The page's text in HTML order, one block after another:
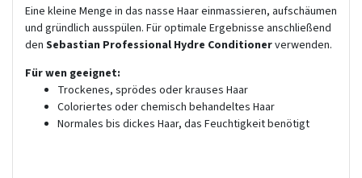
Eine kleine Menge in das nasse Haar einmassieren, aufschäumen
und gründlich ausspülen. Für optimale Ergebnisse anschließend
den Sebastian Professional Hydre Conditionerverwenden.
Für wen geeignet:
Trockenes, sprödes oder krauses Haar
Coloriertes oder chemisch behandeltes Haar
Normales bis dickes Haar, das Feuchtigkeit benötigt